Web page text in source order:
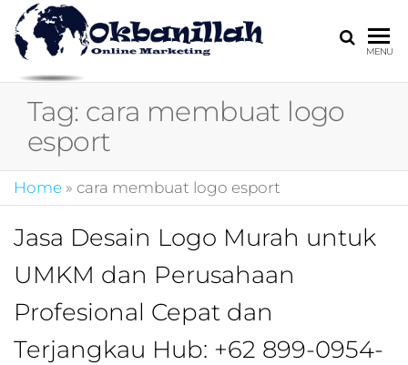
HARGA
MIRING
4.0,jasa digital
kotler,performance
digital,bisnis digital
digital
marketing,kotler
4.0,branding
media,promosi
MENU
Tag: cara membuat logo
esport
Home » cara membuat logo esport
Jasa Desain Logo Murah untuk
UMKM dan Perusahaan
Profesional Cepat dan
Terjangkau Hub: +62 899-0954-